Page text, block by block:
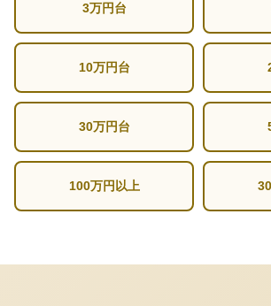
3万円台
10万円台
30万円台
100万円以上